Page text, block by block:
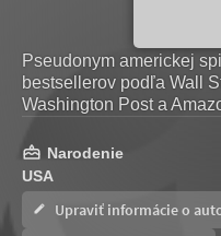
Pseudonym americkej
bestsellerov podľa Wall
Washington Post a
Narodenie
USA
Upraviť informácie o